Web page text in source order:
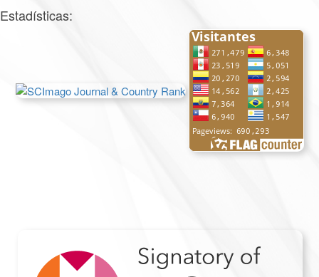
Estadísticas: